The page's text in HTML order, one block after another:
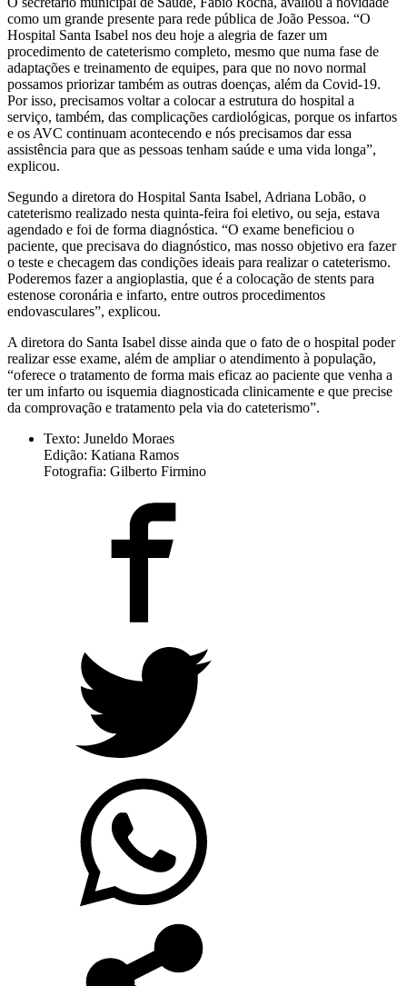
como um grande presente para rede pública de João Pessoa. “O
Hospital Santa Isabel nos deu hoje a alegria de fazer um
procedimento de cateterismo completo, mesmo que numa fase de
adaptações e treinamento de equipes, para que no novo normal
possamos priorizar também as outras doenças, além da Covid-19.
Por isso, precisamos voltar a colocar a estrutura do hospital a
serviço, também, das complicações cardiológicas, porque os infartos
e os AVC continuam acontecendo e nós precisamos dar essa
assistência para que as pessoas tenham saúde e uma vida longa”,
explicou.
Segundo a diretora do Hospital Santa Isabel, Adriana Lobão, o
cateterismo realizado nesta quinta-feira foi eletivo, ou seja, estava
agendado e foi de forma diagnóstica. “O exame beneficiou o
paciente, que precisava do diagnóstico, mas nosso objetivo era fazer
o teste e checagem das condições ideais para realizar o cateterismo.
Poderemos fazer a angioplastia, que é a colocação de stents para
estenose coronária e infarto, entre outros procedimentos
endovasculares”, explicou.
A diretora do Santa Isabel disse ainda que o fato de o hospital poder
realizar esse exame, além de ampliar o atendimento à população,
“oferece o tratamento de forma mais eficaz ao paciente que venha a
ter um infarto ou isquemia diagnosticada clinicamente e que precise
da comprovação e tratamento pela via do cateterismo”.
Texto: Juneldo Moraes
Edição: Katiana Ramos
Fotografia: Gilberto Firmino